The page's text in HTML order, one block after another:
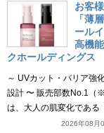
お客
「薄
ール
高機
クホールディングス
～ UVカット・バリア強
設計 〜 販売部数No.1（
は、大人の肌変化であ
2026年08月